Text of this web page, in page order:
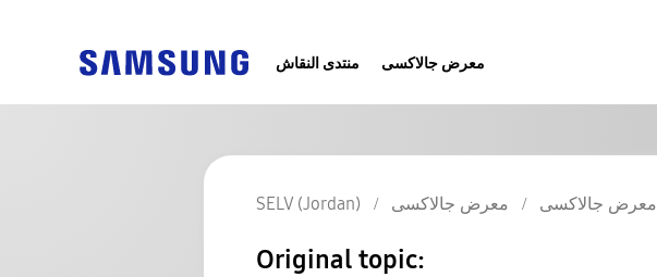
منتدى النقاش معرض جالاكسى
SELV (Jordan) معرض جالاكسى معرض جالاكسى
Original topic: